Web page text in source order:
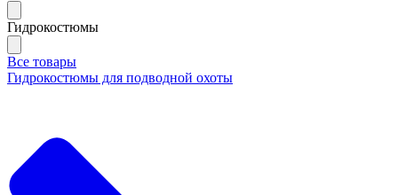
Гидрокостюмы
Все товары
Гидрокостюмы для подводной охоты